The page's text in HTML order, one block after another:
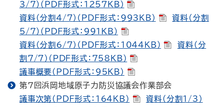
3/7）（PDF形式：1257KB）
資料（分割4/7）（PDF形式：993KB）
資料（分割
5/7）（PDF形式：991KB）
資料（分割6/7）（PDF形式：1044KB）
資料（分
割7/7）（PDF形式：758KB）
議事概要（PDF形式：95KB）
第７回浜岡地域原子力防災協議会作業部会
議事次第（PDF形式：164KB）
資料（分割1/3）